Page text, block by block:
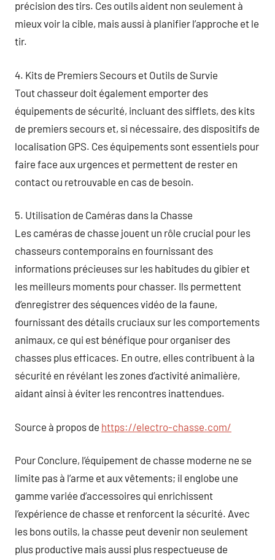
précision des tirs. Ces outils aident non seulement à
mieux voir la cible, mais aussi à planifier l’approche et le
tir.
4. Kits de Premiers Secours et Outils de Survie
Tout chasseur doit également emporter des
équipements de sécurité, incluant des sifflets, des kits
de premiers secours et, si nécessaire, des dispositifs de
localisation GPS. Ces équipements sont essentiels pour
faire face aux urgences et permettent de rester en
contact ou retrouvable en cas de besoin.
5. Utilisation de Caméras dans la Chasse
Les caméras de chasse jouent un rôle crucial pour les
chasseurs contemporains en fournissant des
informations précieuses sur les habitudes du gibier et
les meilleurs moments pour chasser. Ils permettent
d’enregistrer des séquences vidéo de la faune,
fournissant des détails cruciaux sur les comportements
animaux, ce qui est bénéfique pour organiser des
chasses plus efficaces. En outre, elles contribuent à la
sécurité en révélant les zones d’activité animalière,
aidant ainsi à éviter les rencontres inattendues.
Source à propos de https://electro-chasse.com/
Pour Conclure, l’équipement de chasse moderne ne se
limite pas à l’arme et aux vêtements; il englobe une
gamme variée d’accessoires qui enrichissent
l’expérience de chasse et renforcent la sécurité. Avec
les bons outils, la chasse peut devenir non seulement
plus productive mais aussi plus respectueuse de